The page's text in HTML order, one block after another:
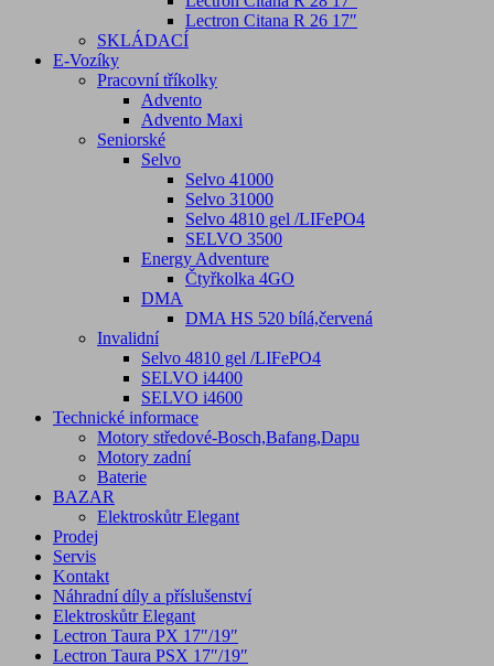
Lectron Citana R 26 17″
SKLÁDACÍ
E-Vozíky
Pracovní tříkolky
Advento
Advento Maxi
Seniorské
Selvo
Selvo 41000
Selvo 31000
Selvo 4810 gel /LIFePO4
SELVO 3500
Energy Adventure
Čtyřkolka 4GO
DMA
DMA HS 520 bílá,červená
Invalidní
Selvo 4810 gel /LIFePO4
SELVO i4400
SELVO i4600
Technické informace
Motory středové-Bosch,Bafang,Dapu
Motory zadní
Baterie
BAZAR
Elektroskůtr Elegant
Prodej
Servis
Kontakt
Náhradní díly a příslušenství
Elektroskůtr Elegant
Lectron Taura PX 17″/19″
Lectron Taura PSX 17″/19″